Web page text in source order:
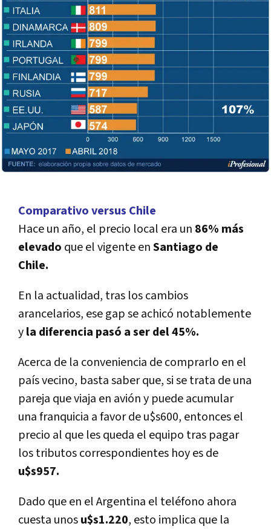
Comparativo versus Chile
Hace un año, el precio local era un 86% más
elevado que el vigente enSantiago de
Chile.
En la actualidad, tras los cambios
arancelarios, ese gap se achicó notablemente
yla diferencia pasó a ser del 45%.
Acerca de la conveniencia de comprarlo en el
paí­s vecino, basta saber que, si se trata de una
pareja que viaja en avión y puede acumular
una franquicia a favor de u$s600, entonces el
precio al que les queda el equipo tras pagar
los tributos correspondientes hoy es de
u$s957.
Dado que en el Argentina el teléfono ahora
cuesta unosu$s1.220, esto implica que la